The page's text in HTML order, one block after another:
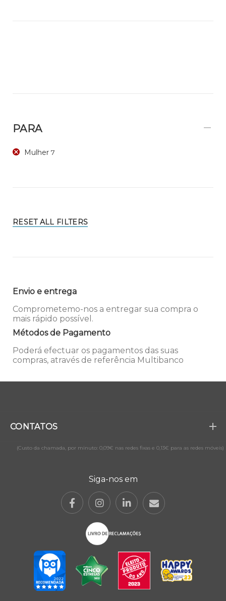
PARA
Mulher 7
RESET ALL FILTERS
Envio e entrega
Comprometemo-nos a entregar sua compra o
mais rápido possível.
Métodos de Pagamento
Poderá efectuar os pagamentos das suas
compras, através de referência Multibanco
CONTATOS
(Custo da chamada, por minuto: 0,09€ nas redes fixas e 0,13€ para as redes móveis)
Siga-nos em